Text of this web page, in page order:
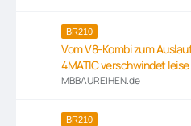
BR210
Vom V8-Kombi zum
4MATIC verschwindet
MBBAUREIHEN.de
BR210